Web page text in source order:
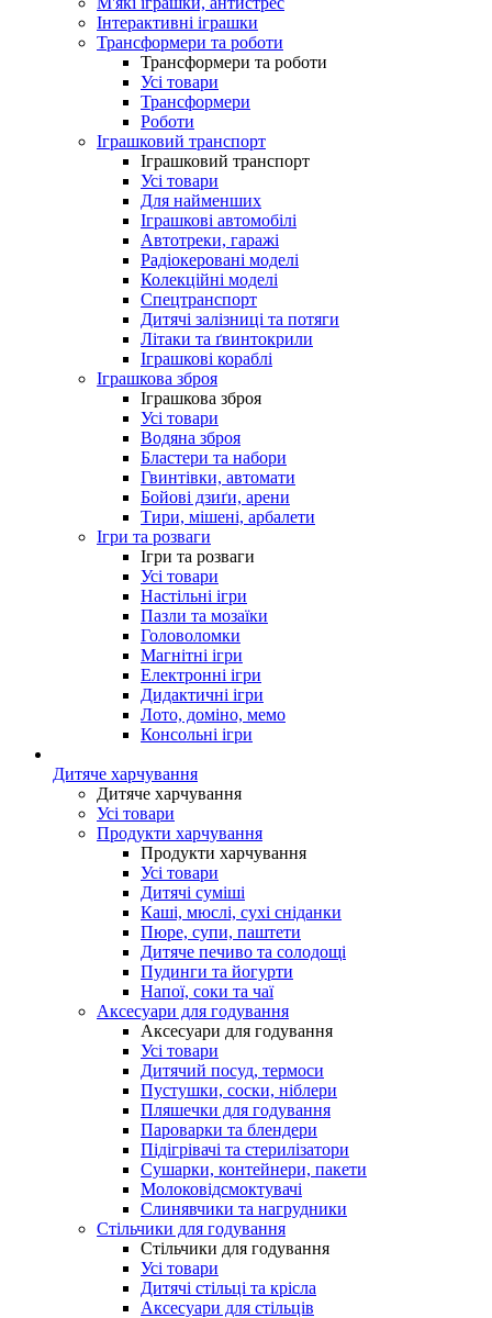
Інтерактивні іграшки
Трансформери та роботи
Трансформери та роботи
Усі товари
Трансформери
Роботи
Іграшковий транспорт
Іграшковий транспорт
Усі товари
Для найменших
Іграшкові автомобілі
Автотреки, гаражі
Радіокеровані моделі
Колекційні моделі
Спецтранспорт
Дитячі залізниці та потяги
Літаки та ґвинтокрили
Іграшкові кораблі
Іграшкова зброя
Іграшкова зброя
Усі товари
Водяна зброя
Бластери та набори
Гвинтівки, автомати
Бойові дзиґи, арени
Тири, мішені, арбалети
Ігри та розваги
Ігри та розваги
Усі товари
Настільні ігри
Пазли та мозаїки
Головоломки
Магнітні ігри
Електронні ігри
Дидактичні ігри
Лото, доміно, мемо
Консольні ігри
Дитяче харчування
Дитяче харчування
Усі товари
Продукти харчування
Продукти харчування
Усі товари
Дитячі суміші
Каші, мюслі, сухі сніданки
Пюре, супи, паштети
Дитяче печиво та солодощі
Пудинги та йогурти
Напої, соки та чаї
Аксесуари для годування
Аксесуари для годування
Усі товари
Дитячий посуд, термоси
Пустушки, соски, ніблери
Пляшечки для годування
Пароварки та блендери
Підігрівачі та стерилізатори
Сушарки, контейнери, пакети
Молоковідсмоктувачі
Слинявчики та нагрудники
Стільчики для годування
Стільчики для годування
Усі товари
Дитячі стільці та крісла
Аксесуари для стільців